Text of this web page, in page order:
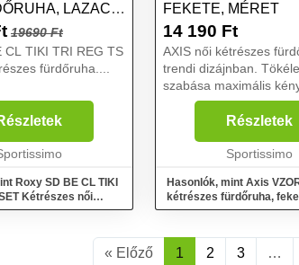
LAZAC,
19690 Ft
CL TIKI TRI REG TS
fürdőruha....
Roxy SD BE CL TIKI
Kétrészes női
méret
FEKETE, MÉRET
14 190 Ft
AXIS női kétrészes
trendi dizájnban.
szabása maximális
biztosít a nyaralás
Részletek
Sportissimo
Hasonlók, mint Axis
kétrészes fürdőruha,
« Előző 1 2 3 …